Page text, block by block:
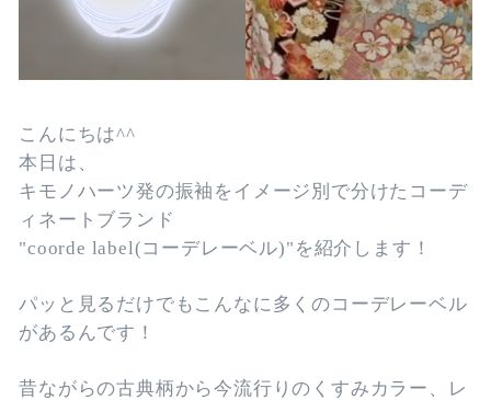
こんにちは^^
本日は、
キモノハーツ発の振袖をイメージ別で分けたコーデ
ィネートブランド
"coorde label(コーデレーベル)"を紹介します！
パッと見るだけでもこんなに多くのコーデレーベル
があるんです！
昔ながらの古典柄から今流行りのくすみカラー、レ